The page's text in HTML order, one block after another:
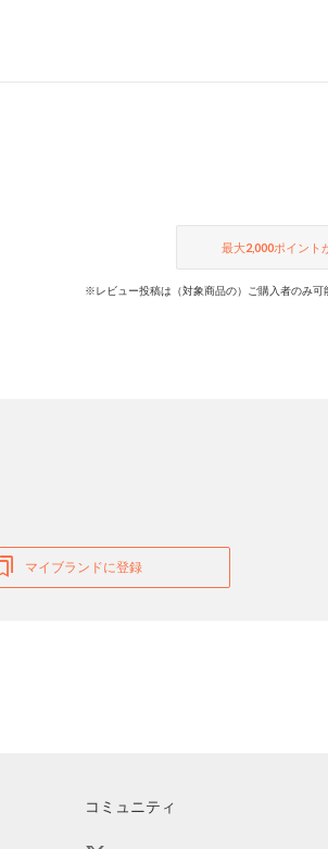
最大2,000ポイント
※レビュー投稿は（対象商品の）ご購入者のみ
マイブランドに登録
コミュニティ